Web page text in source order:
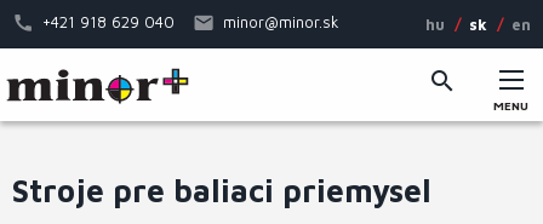
na
hlavný
+421 918 629 040 minor@minor.sk hu sk en
menu
MENU
Stroje pre baliaci priemysel